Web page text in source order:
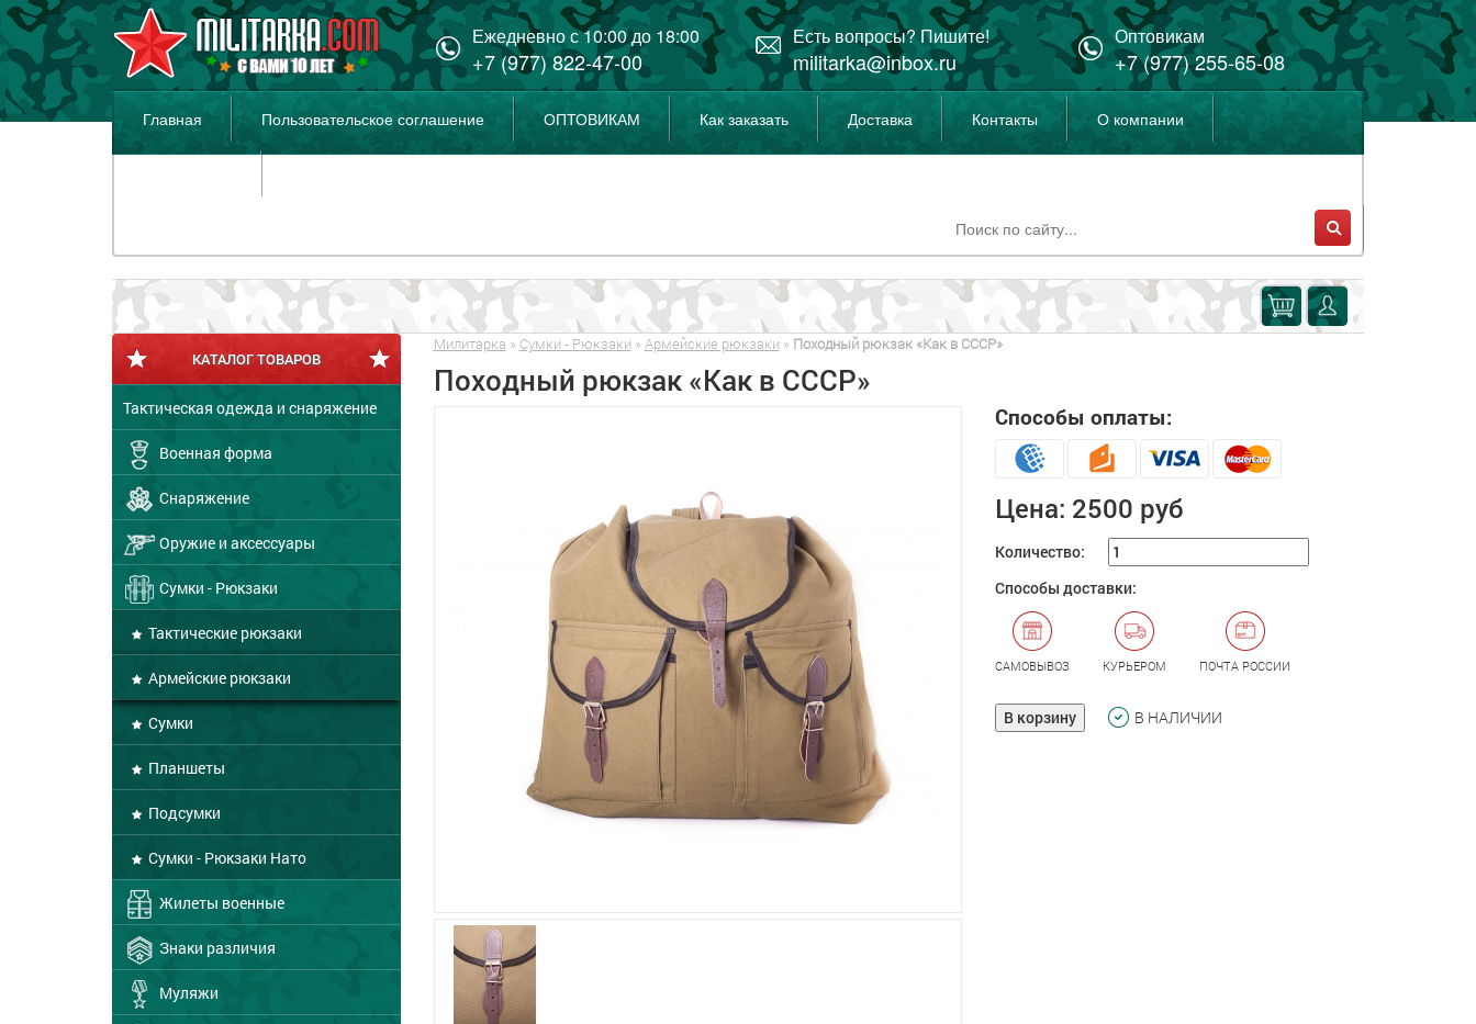
Ежедневно с 10:00 до 18:00
+7 (977) 822-47-00
Есть вопросы? Пишите!
militarka@inbox.ru
Оптовикам
+7 (977) 255-65-08
Главная Пользовательское соглашение ОПТОВИКАМ Как заказать Доставка Контакты О компании
КАТАЛОГ ТОВАРОВ
Тактическая одежда и снаряжение
Военная форма
Снаряжение
Оружие и аксессуары
Сумки - Рюкзаки
Тактические рюкзаки
Армейские рюкзаки
Сумки
Планшеты
Подсумки
Сумки - Рюкзаки Нато
Жилеты военные
Знаки различия
Муляжи
Милитарка » Сумки - Рюкзаки » Армейские рюкзаки » Походный рюкзак «Как в СССР»
Походный рюкзак «Как в СССР»
Способы оплаты:
Цена: 2500 руб
Количество:
Способы доставки:
САМОВЫВОЗ КУРЬЕРОМ ПОЧТА РОССИИ
В корзину В НАЛИЧИИ